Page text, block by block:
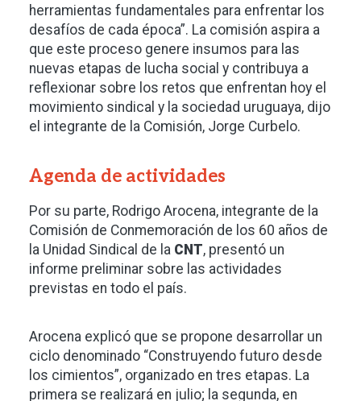
herramientas fundamentales para enfrentar los
desafíos de cada época”. La comisión aspira a
que este proceso genere insumos para las
nuevas etapas de lucha social y contribuya a
reflexionar sobre los retos que enfrentan hoy el
movimiento sindical y la sociedad uruguaya, dijo
el integrante de la Comisión, Jorge Curbelo.
Agenda de actividades
Por su parte, Rodrigo Arocena, integrante de la
Comisión de Conmemoración de los 60 años de
la Unidad Sindical de la CNT, presentó un
informe preliminar sobre las actividades
previstas en todo el país.
Arocena explicó que se propone desarrollar un
ciclo denominado “Construyendo futuro desde
los cimientos”, organizado en tres etapas. La
primera se realizará en julio; la segunda, en